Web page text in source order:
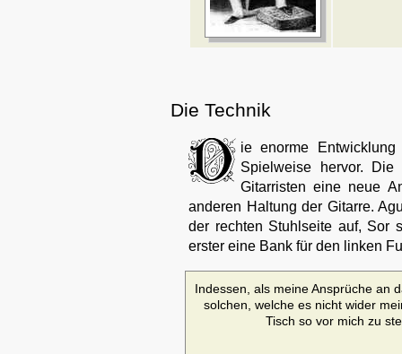
Die Technik
ie enorme
Spielweise hervor.
Gitarristen eine neue
anderen Haltung der Gitarre.
der rechten Stuhlseite auf, Sor
erster eine Bank für den linken
Indessen, als meine Ansprüche an
solchen, welche es nicht wider
Tisch so vor mich zu